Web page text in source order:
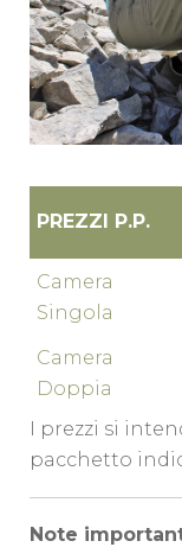
PREZZI P.P.
Camera
Singola
Camera
Doppia
I prezzi si
pacchetto
Note